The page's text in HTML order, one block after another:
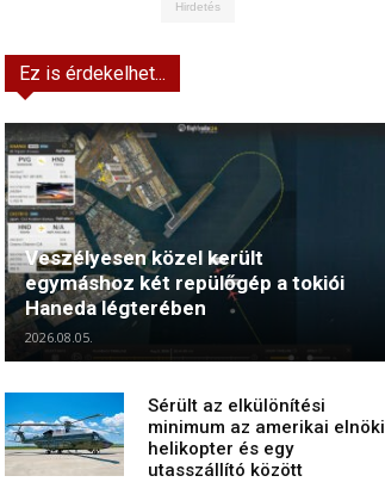
Hirdetés
Ez is érdekelhet...
Veszélyesen közel került
egymáshoz két repülőgép a tokiói
Haneda légterében
2026.08.05.
Sérült az elkülönítési
minimum az amerikai elnöki
helikopter és egy
utasszállító között